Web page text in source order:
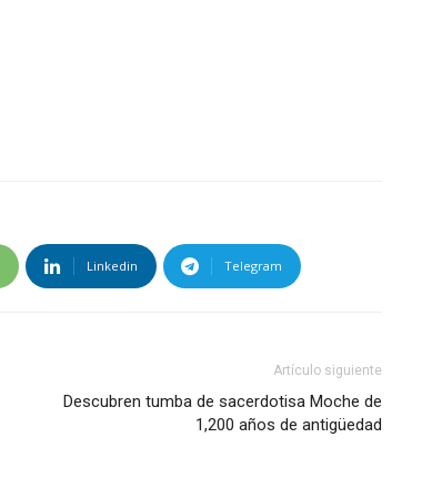
Linkedin Telegram
Artículo siguiente
Descubren tumba de sacerdotisa Moche de
1,200 años de antigüedad